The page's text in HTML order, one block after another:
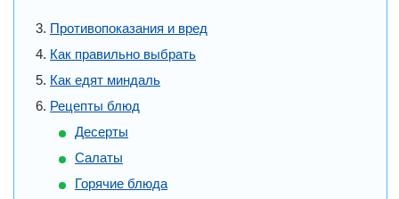
Противопоказания и вред
Как правильно выбрать
Как едят миндаль
Рецепты блюд
Десерты
Салаты
Горячие блюда